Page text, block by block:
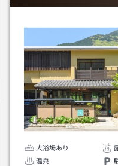
大浴場あり
温泉